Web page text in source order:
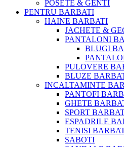
POSETE & GENTI
PENTRU BARBATI
HAINE BARBATI
JACHETE &
PANTALONI
BLUGI
PULOVERE
BLUZE
INCALTAMINTE
PANTOFI
GHETE
SPORT
ESPADRILE
TENISI
SABOTI